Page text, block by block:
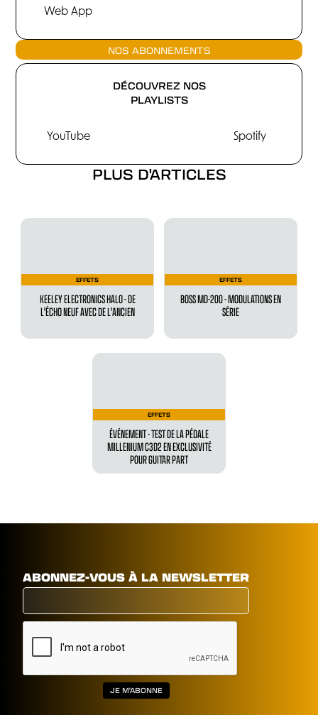
Web App
NOS ABONNEMENTS
DÉCOUVREZ NOS
PLAYLISTS
YouTube Spotify
PLUS D'ARTICLES
EFFETS
KEELEY ELECTRONICS HALO - DE
L'ÉCHO NEUF AVEC DE L'ANCIEN
EFFETS
BOSS MD-200 - MODULATIONS EN
SÉRIE
EFFETS
ÉVÉNEMENT - TEST DE LA PÉDALE
MILLENIUM C3D2 EN EXCLUSIVITÉ
POUR GUITAR PART
ABONNEZ-VOUS À LA NEWSLETTER